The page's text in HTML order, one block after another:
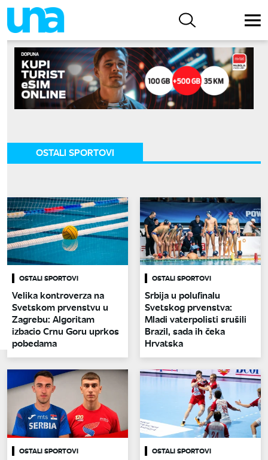
OSTALI SPORTOVI
OSTALI SPORTOVI
Velika kontroverza na
Svetskom prvenstvu u
Zagrebu: Algoritam
izbacio Crnu Goru uprkos
pobedama
OSTALI SPORTOVI
Srbija u polufinalu
Svetskog prvenstva:
Mladi vaterpolisti srušili
Brazil, sada ih čeka
Hrvatska
OSTALI SPORTOVI OSTALI SPORTOVI